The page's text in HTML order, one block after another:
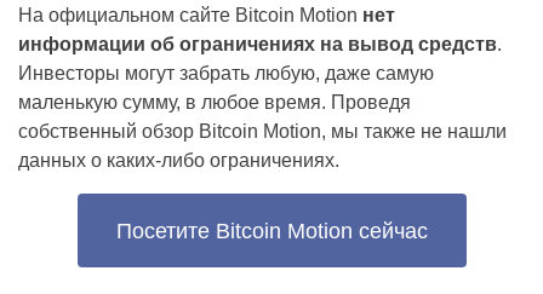
На официальном сайте Bitcoin Motion нет
информации об ограничениях на вывод средств.
Инвесторы могут забрать любую, даже самую
маленькую сумму, в любое время. Проведя
собственный обзор Bitcoin Motion, мы также не нашли
данных о каких-либо ограничениях.
Посетите Bitcoin Motion сейчас